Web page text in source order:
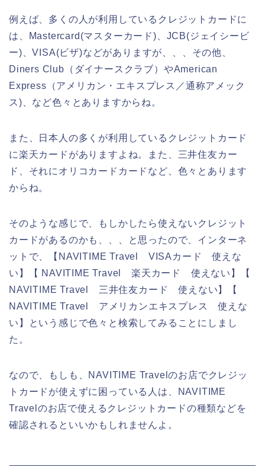
例えば、多くの人が利用しているクレジットカードに
は、Mastercard(マスターカード)、JCB(ジェイシービ
ー)、VISA(ビザ)などがありますが、、、その他、
Diners Club（ダイナースクラブ）やAmerican
Express（アメリカン・エキスプレス／通称アメック
ス)、など色々とありますからね。
また、日本人の多くが利用しているクレジットカード
に楽天カードがありますよね。また、三井住友カー
ド、それにオリコカードカードなど、色々とあります
からね。
そのような感じで、もしかしたら使えないクレジット
カードがあるのかも、、、と思ったので、インターネ
ットで、【NAVITIME Travel VISAカード 使えな
い】【 NAVITIME Travel 楽天カード 使えない】【
NAVITIME Travel 三井住友カード 使えない】【
NAVITIME Travel アメリカンエキスプレス 使えな
い】という感じで色々と検索してみることにしまし
た。
なので、もしも、NAVITIME Travelのお店でクレジッ
トカードが使えずに困っている人は、NAVITIME
Travelのお店で使えるクレジットカードの種類などを
確認されるといいかもしれませんよ。